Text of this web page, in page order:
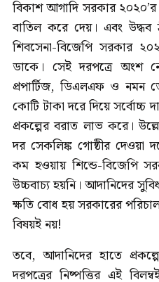
বিকাশ আগাদি সরকার
বাতিল করে দেয়। এবং
শিবসেনা-বিজেপি সরকার
ডাকে। সেই দরপত্রে অংশ
প্রপার্টিজ, ডিএলএফ ও নমন
কোটি টাকা দরে দিয়ে সর্বোচ্চ
প্রকল্পের বরাত লাভ করে।
দর সেকলিঙ্ক গোষ্ঠীর দেওয়া
কম হওয়ায় শিন্ডে-বিজেপি
উচ্চবাচ্য হয়নি। আদানিদের
ক্ষতি বোধ হয় সরকারের
বিষয়ই নয়!
তবে, আদানিদের হাতে
দরপত্রের নিষ্পত্তির এই